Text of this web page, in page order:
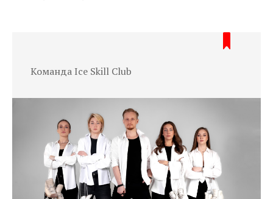
Команда Ice Skill Club